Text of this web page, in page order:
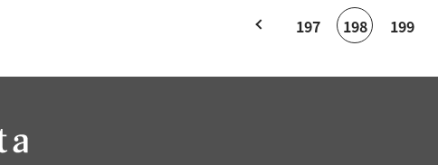
197 198 199